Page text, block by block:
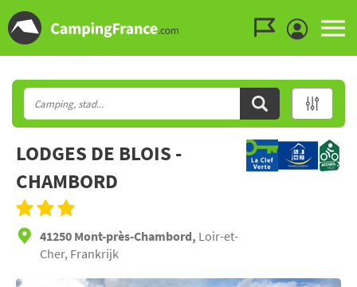
LODGES DE BLOIS -
CHAMBORD
41250 Mont-près-Chambord, Loir-et-
Cher, Frankrijk